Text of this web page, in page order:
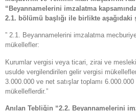
“Beyannamelerini imzalatma
2.1. bölümü başlığı ile birlikte
” 2.1. Beyannamelerini imzalatma
mükellefler:
Kurumlar vergisi veya ticari, zirai ve
usulde vergilendirilen gelir vergisi
3.000.000 ve net satışlar toplamı
mükelleflerdir.”
Anılan Tebliğin “2.2. Beyannamelerini